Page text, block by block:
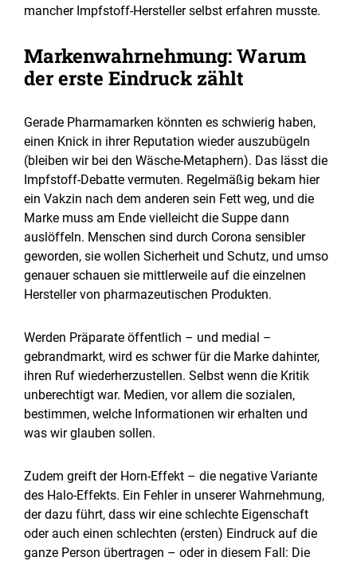
mancher Impfstoff-Hersteller selbst erfahren musste.
Markenwahrnehmung: Warum
der erste Eindruck zählt
Gerade Pharmamarken könnten es schwierig haben,
einen Knick in ihrer Reputation wieder auszubügeln
(bleiben wir bei den Wäsche-Metaphern). Das lässt die
Impfstoff-Debatte vermuten. Regelmäßig bekam hier
ein Vakzin nach dem anderen sein Fett weg, und die
Marke muss am Ende vielleicht die Suppe dann
auslöffeln. Menschen sind durch Corona sensibler
geworden, sie wollen Sicherheit und Schutz, und umso
genauer schauen sie mittlerweile auf die einzelnen
Hersteller von pharmazeutischen Produkten.
Werden Präparate öffentlich – und medial –
gebrandmarkt, wird es schwer für die Marke dahinter,
ihren Ruf wiederherzustellen. Selbst wenn die Kritik
unberechtigt war. Medien, vor allem die sozialen,
bestimmen, welche Informationen wir erhalten und
was wir glauben sollen.
Zudem greift der Horn-Effekt – die negative Variante
des Halo-Effekts. Ein Fehler in unserer Wahrnehmung,
der dazu führt, dass wir eine schlechte Eigenschaft
oder auch einen schlechten (ersten) Eindruck auf die
ganze Person übertragen – oder in diesem Fall: Die